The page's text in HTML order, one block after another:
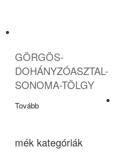
GÖRGÖS-
DOHÁNYZÓASZTAL-
SONOMA-TÖLGY
Tovább
mék kategóriák